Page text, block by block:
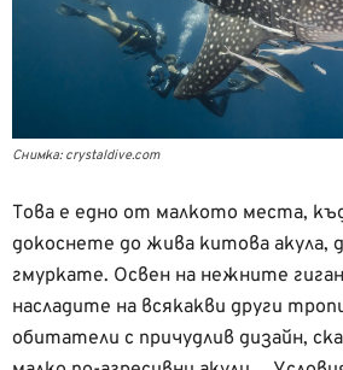
Снимка: crystaldive.com
Това е едно от малкото места,
докоснете до жива китова акула,
гмуркате. Освен на нежните
насладите на всякакви други
обитатели с причудлив дизайн,